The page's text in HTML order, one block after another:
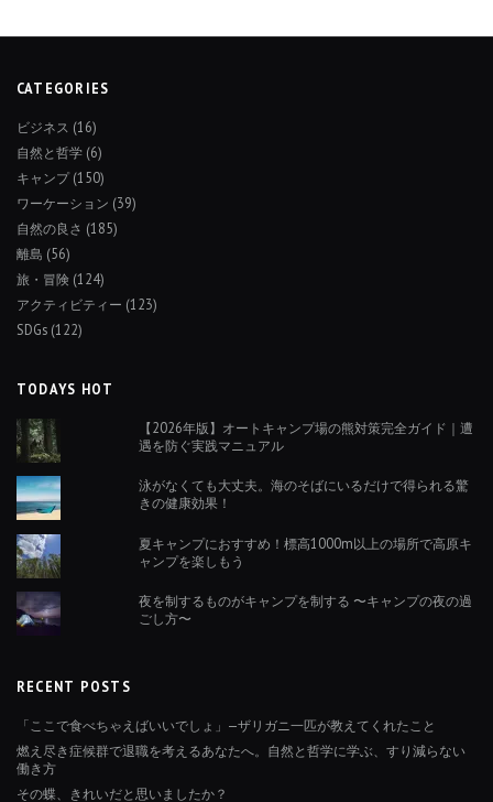
CATEGORIES
ビジネス (16)
自然と哲学 (6)
キャンプ(150)
ワーケーション (39)
自然の良さ (185)
離島 (56)
旅・冒険 (124)
アクティビティー (123)
SDGs (122)
TODAYS HOT
【2026年版】オートキャンプ場の熊対策完全ガイド｜遭
遇を防ぐ実践マニュアル
泳がなくても大丈夫。海のそばにいるだけで得られる驚
きの健康効果！
夏キャンプにおすすめ！標高1000m以上の場所で高原キ
ャンプを楽しもう
夜を制するものがキャンプを制する 〜キャンプの夜の過
ごし方〜
RECENT POSTS
「ここで食べちゃえばいいでしょ」—ザリガニ一匹が教えてくれたこと
燃え尽き症候群で退職を考えるあなたへ。自然と哲学に学ぶ、すり減らない
働き方
その蝶、きれいだと思いましたか？